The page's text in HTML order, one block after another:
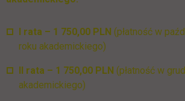
I rata – 1 750,00 PLN (płatność w
roku akademickiego)
II rata – 1 750,00 PLN (płatność w
akademickiego)